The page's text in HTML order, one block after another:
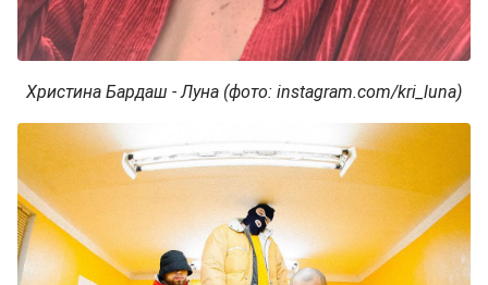
Христина Бардаш - Луна (фото: instagram.com/kri_luna)